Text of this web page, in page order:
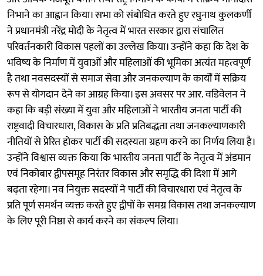
निभाने का आह्वान किया। सभा को संबोधित करते हुए रघुनाथ कुलकर्णी
ने प्रधानमंत्री नरेंद्र मोदी के नेतृत्व में भारत सरकार द्वारा संचालित
परिवर्तनकारी विकास पहलों का उल्लेख किया। उन्होंने कहा कि देश के
भविष्य के निर्माण में युवाओं और महिलाओं की भूमिका अत्यंत महत्वपूर्ण
है तथा नवसदस्यों से समाज सेवा और जनकल्याण के कार्यों में सक्रिय
रूप से योगदान देने का आग्रह किया। इस अवसर पर आर. वडिवेलन ने
कहा कि बड़ी संख्या में युवा और महिलाओं ने भारतीय जनता पार्टी की
राष्ट्रवादी विचारधारा, विकास के प्रति प्रतिबद्धता तथा जनकल्याणकारी
नीतियों से प्रेरित होकर पार्टी की सदस्यता ग्रहण करने का निर्णय लिया है।
उन्होंने विश्वास व्यक्त किया कि भारतीय जनता पार्टी के नेतृत्व में अंडमान
एवं निकोबार द्वीपसमूह निरंतर विकास और समृद्धि की दिशा में आगे
बढ़ता रहेगा। नव नियुक्त सदस्यों ने पार्टी की विचारधारा एवं नेतृत्व के
प्रति पूर्ण समर्थन व्यक्त करते हुए द्वीपों के समग्र विकास तथा जनकल्याण
के लिए पूरी निष्ठा से कार्य करने का संकल्प लिया।